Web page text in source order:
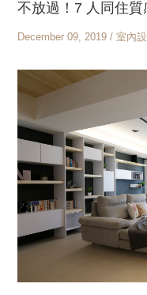
不放過！7 人同住質
December 09, 2019 / 室內